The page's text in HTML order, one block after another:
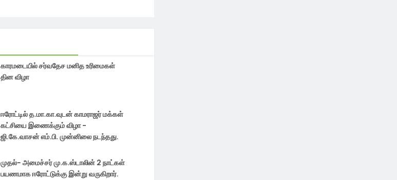
காரமடையில் சர்வதேச மனித உரிமைகள்
தின விழா
ஈரோட்டில் த.மா.கா.வுடன் காமராஜர் மக்கள்
கட்சியை இணைக்கும் விழா -
ஜி.கே.வாசன் எம்.பி. முன்னிலை நடந்தது.
முதல்- அமைச்சர் மு.க.ஸ்டாலின் 2 நாட்கள்
பயணமாக ஈரோட்டுக்கு இன்று வருகிறார்.